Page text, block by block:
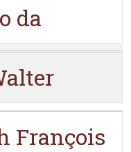
da
François